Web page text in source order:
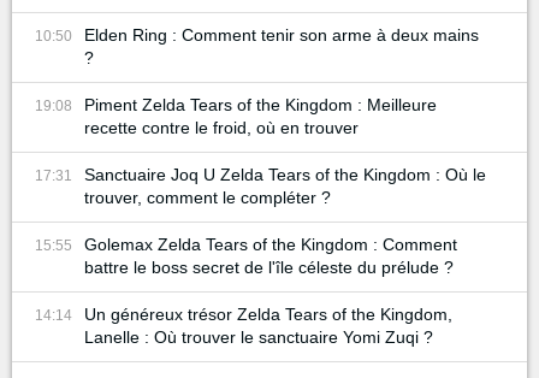
10:50
Elden Ring : Comment tenir son arme à deux mains
?
19:08
Piment Zelda Tears of the Kingdom : Meilleure
recette contre le froid, où en trouver
17:31
Sanctuaire Joq U Zelda Tears of the Kingdom : Où le
trouver, comment le compléter ?
15:55
Golemax Zelda Tears of the Kingdom : Comment
battre le boss secret de l'île céleste du prélude ?
14:14
Un généreux trésor Zelda Tears of the Kingdom,
Lanelle : Où trouver le sanctuaire Yomi Zuqi ?